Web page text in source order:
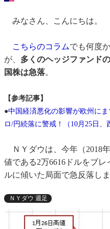
みなさん、こんにちは。
こちらのコラムでも何度
が、 多くのヘッジファンド
国株は急落。
【参考記事】
●中国経済悪化の影響が欧州に
ロ/円続落に警戒！（10月25日、
ＮＹダウは、今年（2018
値である2万6616ドルをブ
ルに傾いた局面で急反落しま
ＮＹダウ 週足